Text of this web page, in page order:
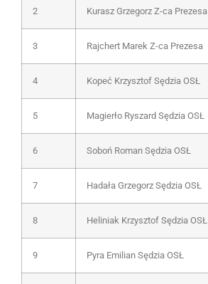
2 Kurasz Grzegorz Z-ca Prezesa
3 Rajchert Marek Z-ca Prezesa
4 Kopeć Krzysztof Sędzia OSŁ
5 Magierło Ryszard Sędzia OSŁ
6 Soboń Roman Sędzia OSŁ
7 Hadała Grzegorz Sędzia OSŁ
8 Heliniak Krzysztof Sędzia OSŁ
9 Pyra Emilian Sędzia OSŁ